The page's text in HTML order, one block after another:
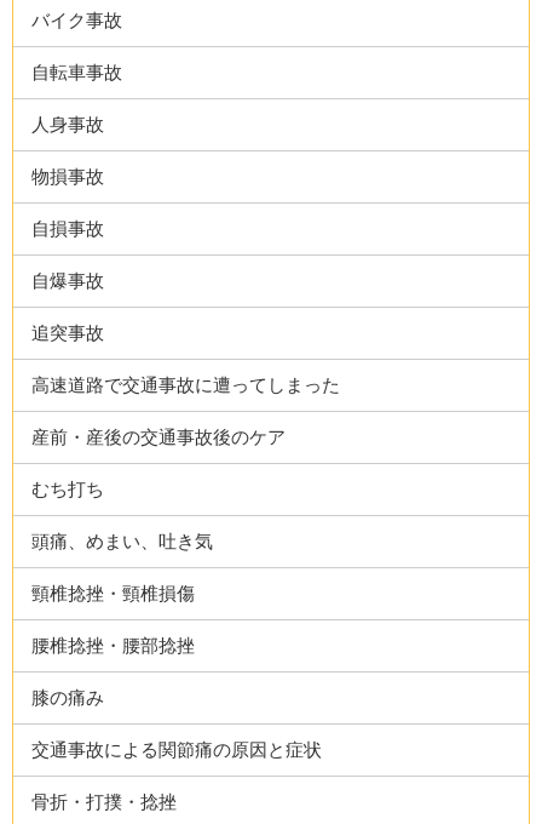
バイク事故
自転車事故
人身事故
物損事故
自損事故
自爆事故
追突事故
高速道路で交通事故に遭ってしまった
産前・産後の交通事故後のケア
むち打ち
頭痛、めまい、吐き気
頸椎捻挫・頸椎損傷
腰椎捻挫・腰部捻挫
膝の痛み
交通事故による関節痛の原因と症状
骨折・打撲・捻挫